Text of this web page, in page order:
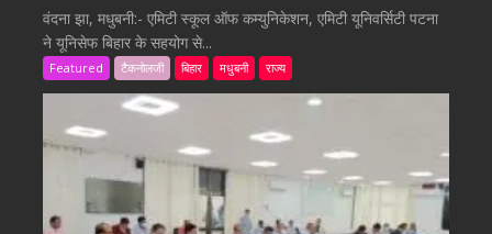
वंदना झा, मधुबनी:- एमिटी स्कूल ऑफ कम्युनिकेशन, एमिटी यूनिवर्सिटी पटना
ने यूनिसेफ बिहार के सहयोग से...
Featured टैकनोलजी बिहार मधुबनी राज्य